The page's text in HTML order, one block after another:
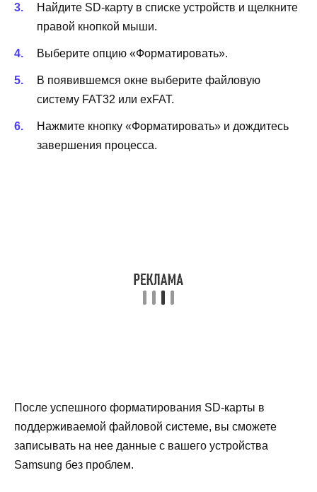
Найдите SD-карту в списке устройств и щелкните
правой кнопкой мыши.
Выберите опцию «Форматировать».
В появившемся окне выберите файловую
систему FAT32 или exFAT.
Нажмите кнопку «Форматировать» и дождитесь
завершения процесса.
После успешного форматирования SD-карты в
поддерживаемой файловой системе, вы сможете
записывать на нее данные с вашего устройства
Samsung без проблем.